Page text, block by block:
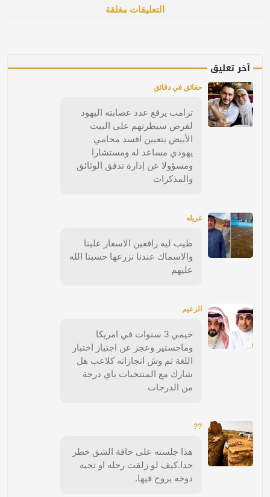
التعليقات مغلقة
آخر تعليق
حقائق في دقائق
ترامب يرفع عدد عصابته اليهود
لفرض سيطرتهم على البيت
الأبيض بتعيين افسد محامي
يهودي مساعد له ومستشارا
ومسؤولا عن إدارة تدفق الوثائق
والمذكرات
غريله
طيب ليه رافعين الاسعار علينا
والاسماك عندنا نزرعها حسبنا الله
عليهم
الزعيم
خيمي 3 سنوات في امريكا
وماجستير وعجز عن اجتياز اختبار
اللغة ثم وش انجازاته كلاعب هل
شارك مع المنتخبات باي درجة
من الدرجات
??
هذا جلسته على حافة الشق خطر
جدا.كيف لو زلقت رجله او تجيه
دوخه يروح فيها.